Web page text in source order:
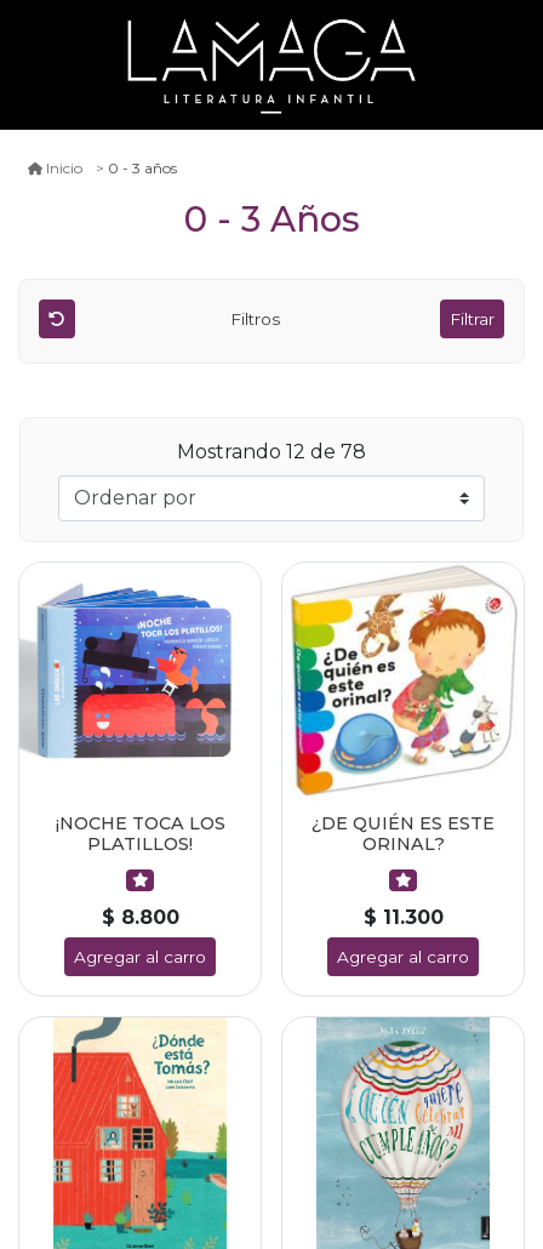
Inicio 0 - 3 años
0 - 3 Años
Filtros Filtrar
Mostrando 12 de 78
¡NOCHE TOCA LOS
PLATILLOS!
$ 8.800
Agregar al carro
¿DE QUIÉN ES ESTE
ORINAL?
$ 11.300
Agregar al carro